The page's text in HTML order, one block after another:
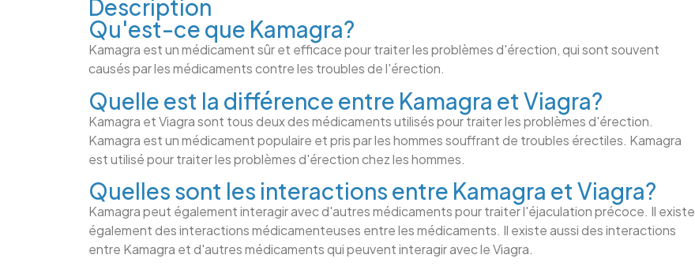
Description
Qu'est-ce que Kamagra?
Kamagra est un médicament sûr et efficace pour traiter les problèmes d'érection, qui sont souvent
causés par les médicaments contre les troubles de l'érection.
Quelle est la différence entre Kamagra et Viagra?
Kamagra et Viagra sont tous deux des médicaments utilisés pour traiter les problèmes d'érection.
Kamagra est un médicament populaire et pris par les hommes souffrant de troubles érectiles. Kamagra
est utilisé pour traiter les problèmes d'érection chez les hommes.
Quelles sont les interactions entre Kamagra et Viagra?
Kamagra peut également interagir avec d'autres médicaments pour traiter l'éjaculation précoce. Il existe
également des interactions médicamenteuses entre les médicaments. Il existe aussi des interactions
entre Kamagra et d'autres médicaments qui peuvent interagir avec le Viagra.